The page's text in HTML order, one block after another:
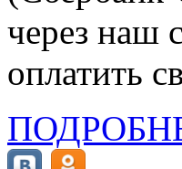
через наш
оплатить